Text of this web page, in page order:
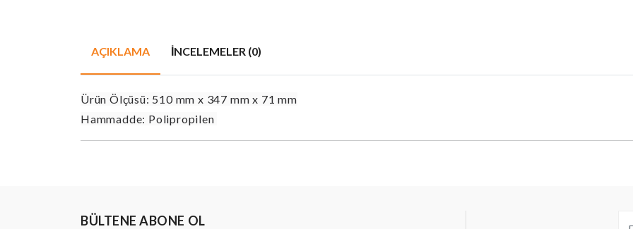
AÇIKLAMA İNCELEMELER (0)
Ürün Ölçüsü: 510 mm x 347 mm x 71 mm
Hammadde: Polipropilen
BÜLTENE ABONE OL